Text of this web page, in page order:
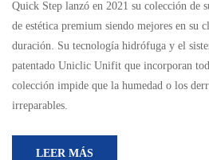
Quick Step lanzó en 2021 su colección de
de estética premium siendo mejores en su
duración. Su tecnología hidrófuga y el
patentado Uniclic Unifit que incorporan
colección impide que la humedad o los
irreparables.
LEER MÁS